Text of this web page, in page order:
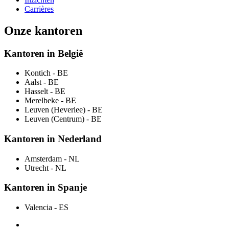
Carrières
Onze kantoren
Kantoren in België
Kontich - BE
Aalst - BE
Hasselt - BE
Merelbeke - BE
Leuven (Heverlee) - BE
Leuven (Centrum) - BE
Kantoren in Nederland
Amsterdam - NL
Utrecht - NL
Kantoren in Spanje
Valencia - ES